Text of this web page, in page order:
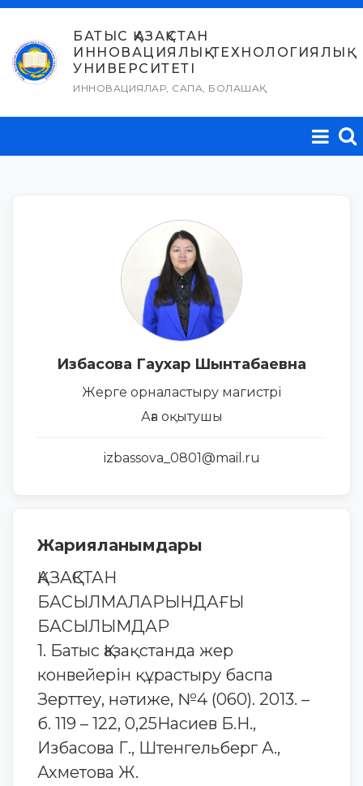
Skip
content
БАТЫС ҚАЗАҚСТАН
ИННОВАЦИЯЛЫҚ-ТЕХНОЛОГИЯЛЫҚ
УНИВЕРСИТЕТІ
ИННОВАЦИЯЛАР, САПА, БОЛАШАҚ
Избасова Гаухар Шынтабаевна
Жерге орналастыру магистрі
Аға оқытушы
izbassova_0801@mail.ru
Жарияланымдары
ҚАЗАҚСТАН
БАСЫЛМАЛАРЫНДАҒЫ
БАСЫЛЫМДАР
1. Батыс Қазақстанда жер
конвейерін құрастыру баспа
Зерттеу, нәтиже, №4 (060). 2013. –
б. 119 – 122, 0,25Насиев Б.Н.,
Избасова Г., Штенгельберг А.,
Ахметова Ж.